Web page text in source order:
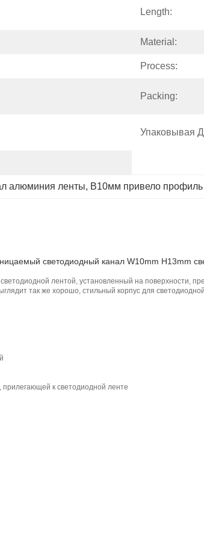
Length:
Material:
Process:
Packing:
Упаковывая
алюминия ленты, В10мм привело
светодиодный канал W10mm H13mm
лентой, установленный на поверхности,
так же хорошо, стильный корпус для
прилегающей к светодиодной ленте